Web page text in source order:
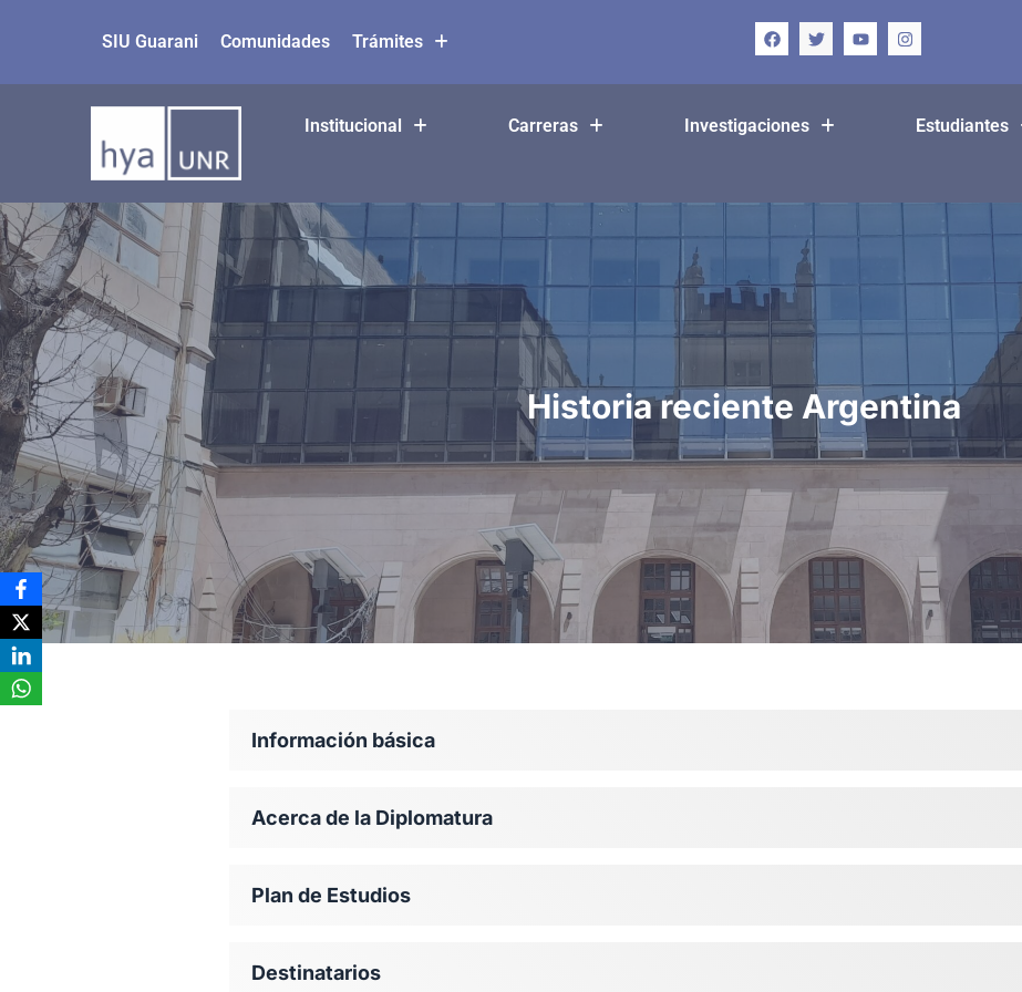
al
SIU Guarani Comunidades Trámites
Institucional Carreras Investigaciones Estudiantes
Historia reciente Argentina
Información básica
Acerca de la Diplomatura
Plan de Estudios
Destinatarios